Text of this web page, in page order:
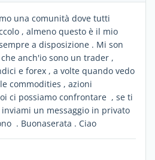
una comunità dove tutti
, almeno questo è il mio
a disposizione . Mi son
anch'io sono un trader ,
e forex , a volte quando vedo
commodities , azioni
ci possiamo confrontare , se ti
un messaggio in privato
. Buonaserata . Ciao